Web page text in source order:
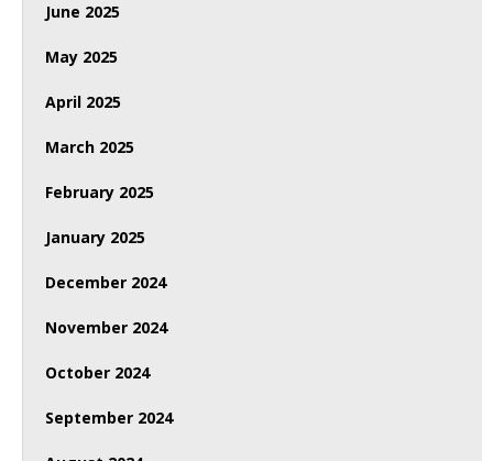
June 2025
May 2025
April 2025
March 2025
February 2025
January 2025
December 2024
November 2024
October 2024
September 2024